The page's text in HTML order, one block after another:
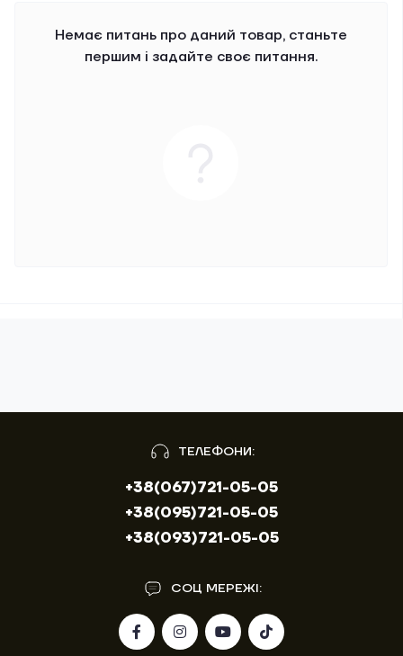
Немає питань про даний товар, станьте
першим і задайте своє питання.
ТЕЛЕФОНИ:
+38(067)721-05-05
+38(095)721-05-05
+38(093)721-05-05
СОЦ МЕРЕЖІ: